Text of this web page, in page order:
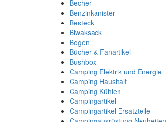
Becher
Benzinkanister
Besteck
Biwaksack
Bogen
Bücher & Fanartikel
Bushbox
Camping Elektrik und Energie
Camping Haushalt
Camping Kühlen
Campingartikel
Campingartikel Ersatzteile